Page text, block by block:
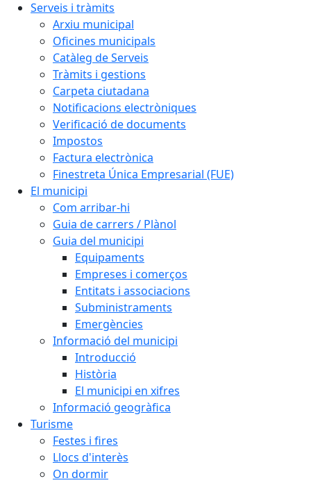
Serveis i tràmits
Arxiu municipal
Oficines municipals
Catàleg de Serveis
Tràmits i gestions
Carpeta ciutadana
Notificacions electròniques
Verificació de documents
Impostos
Factura electrònica
Finestreta Única Empresarial (FUE)
El municipi
Com arribar-hi
Guia de carrers / Plànol
Guia del municipi
Equipaments
Empreses i comerços
Entitats i associacions
Subministraments
Emergències
Informació del municipi
Introducció
Història
El municipi en xifres
Informació geogràfica
Turisme
Festes i fires
Llocs d'interès
On dormir